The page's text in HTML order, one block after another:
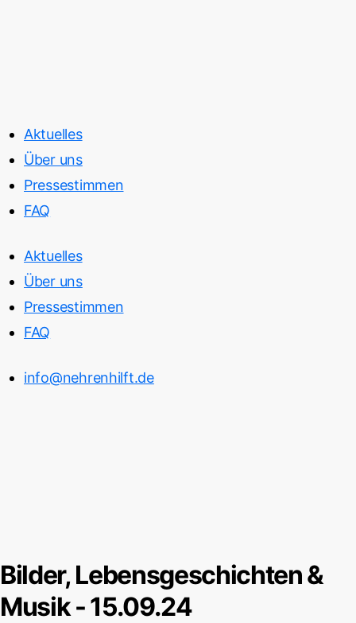
Aktuelles
Über uns
Pressestimmen
FAQ
Aktuelles
Über uns
Pressestimmen
FAQ
info@nehrenhilft.de
Bilder, Lebensgeschichten &
Musik - 15.09.24